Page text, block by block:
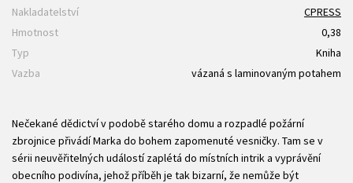
Nakladatelství
CPRESS
Hmotnost
0,38
Typ
Kniha
Vazba
vázaná s laminovaným potahem
Nečekané dědictví v podobě starého domu a rozpadlé požární
zbrojnice přivádí Marka do bohem zapomenuté vesničky. Tam se v
sérii neuvěřitelných událostí zaplétá do místních intrik a vyprávění
obecního podivína, jehož příběh je tak bizarní, že nemůže být